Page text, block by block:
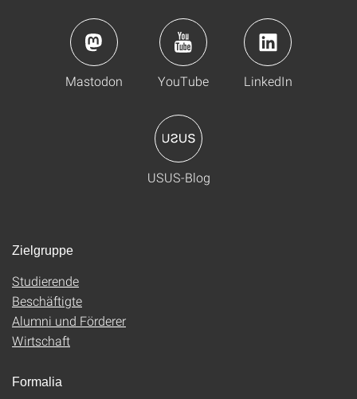
Mastodon YouTube LinkedIn
USUS-Blog
Zielgruppe
Studierende
Beschäftigte
Alumni und Förderer
Wirtschaft
Formalia